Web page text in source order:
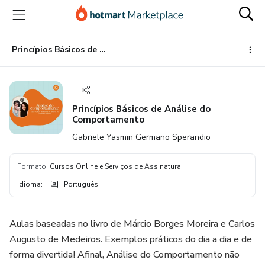
para
conteúdo
principal
para
pagamento
para
rodapé
Princípios Básicos de Análise do Comportamento
Princípios Básicos de Análise do
Comportamento
Gabriele Yasmin Germano Sperandio
Formato: Cursos Online e Serviços de Assinatura
Idioma: Português
Aulas baseadas no livro de Márcio Borges Moreira e Carlos
Augusto de Medeiros. Exemplos práticos do dia a dia e de
forma divertida! Afinal, Análise do Comportamento não